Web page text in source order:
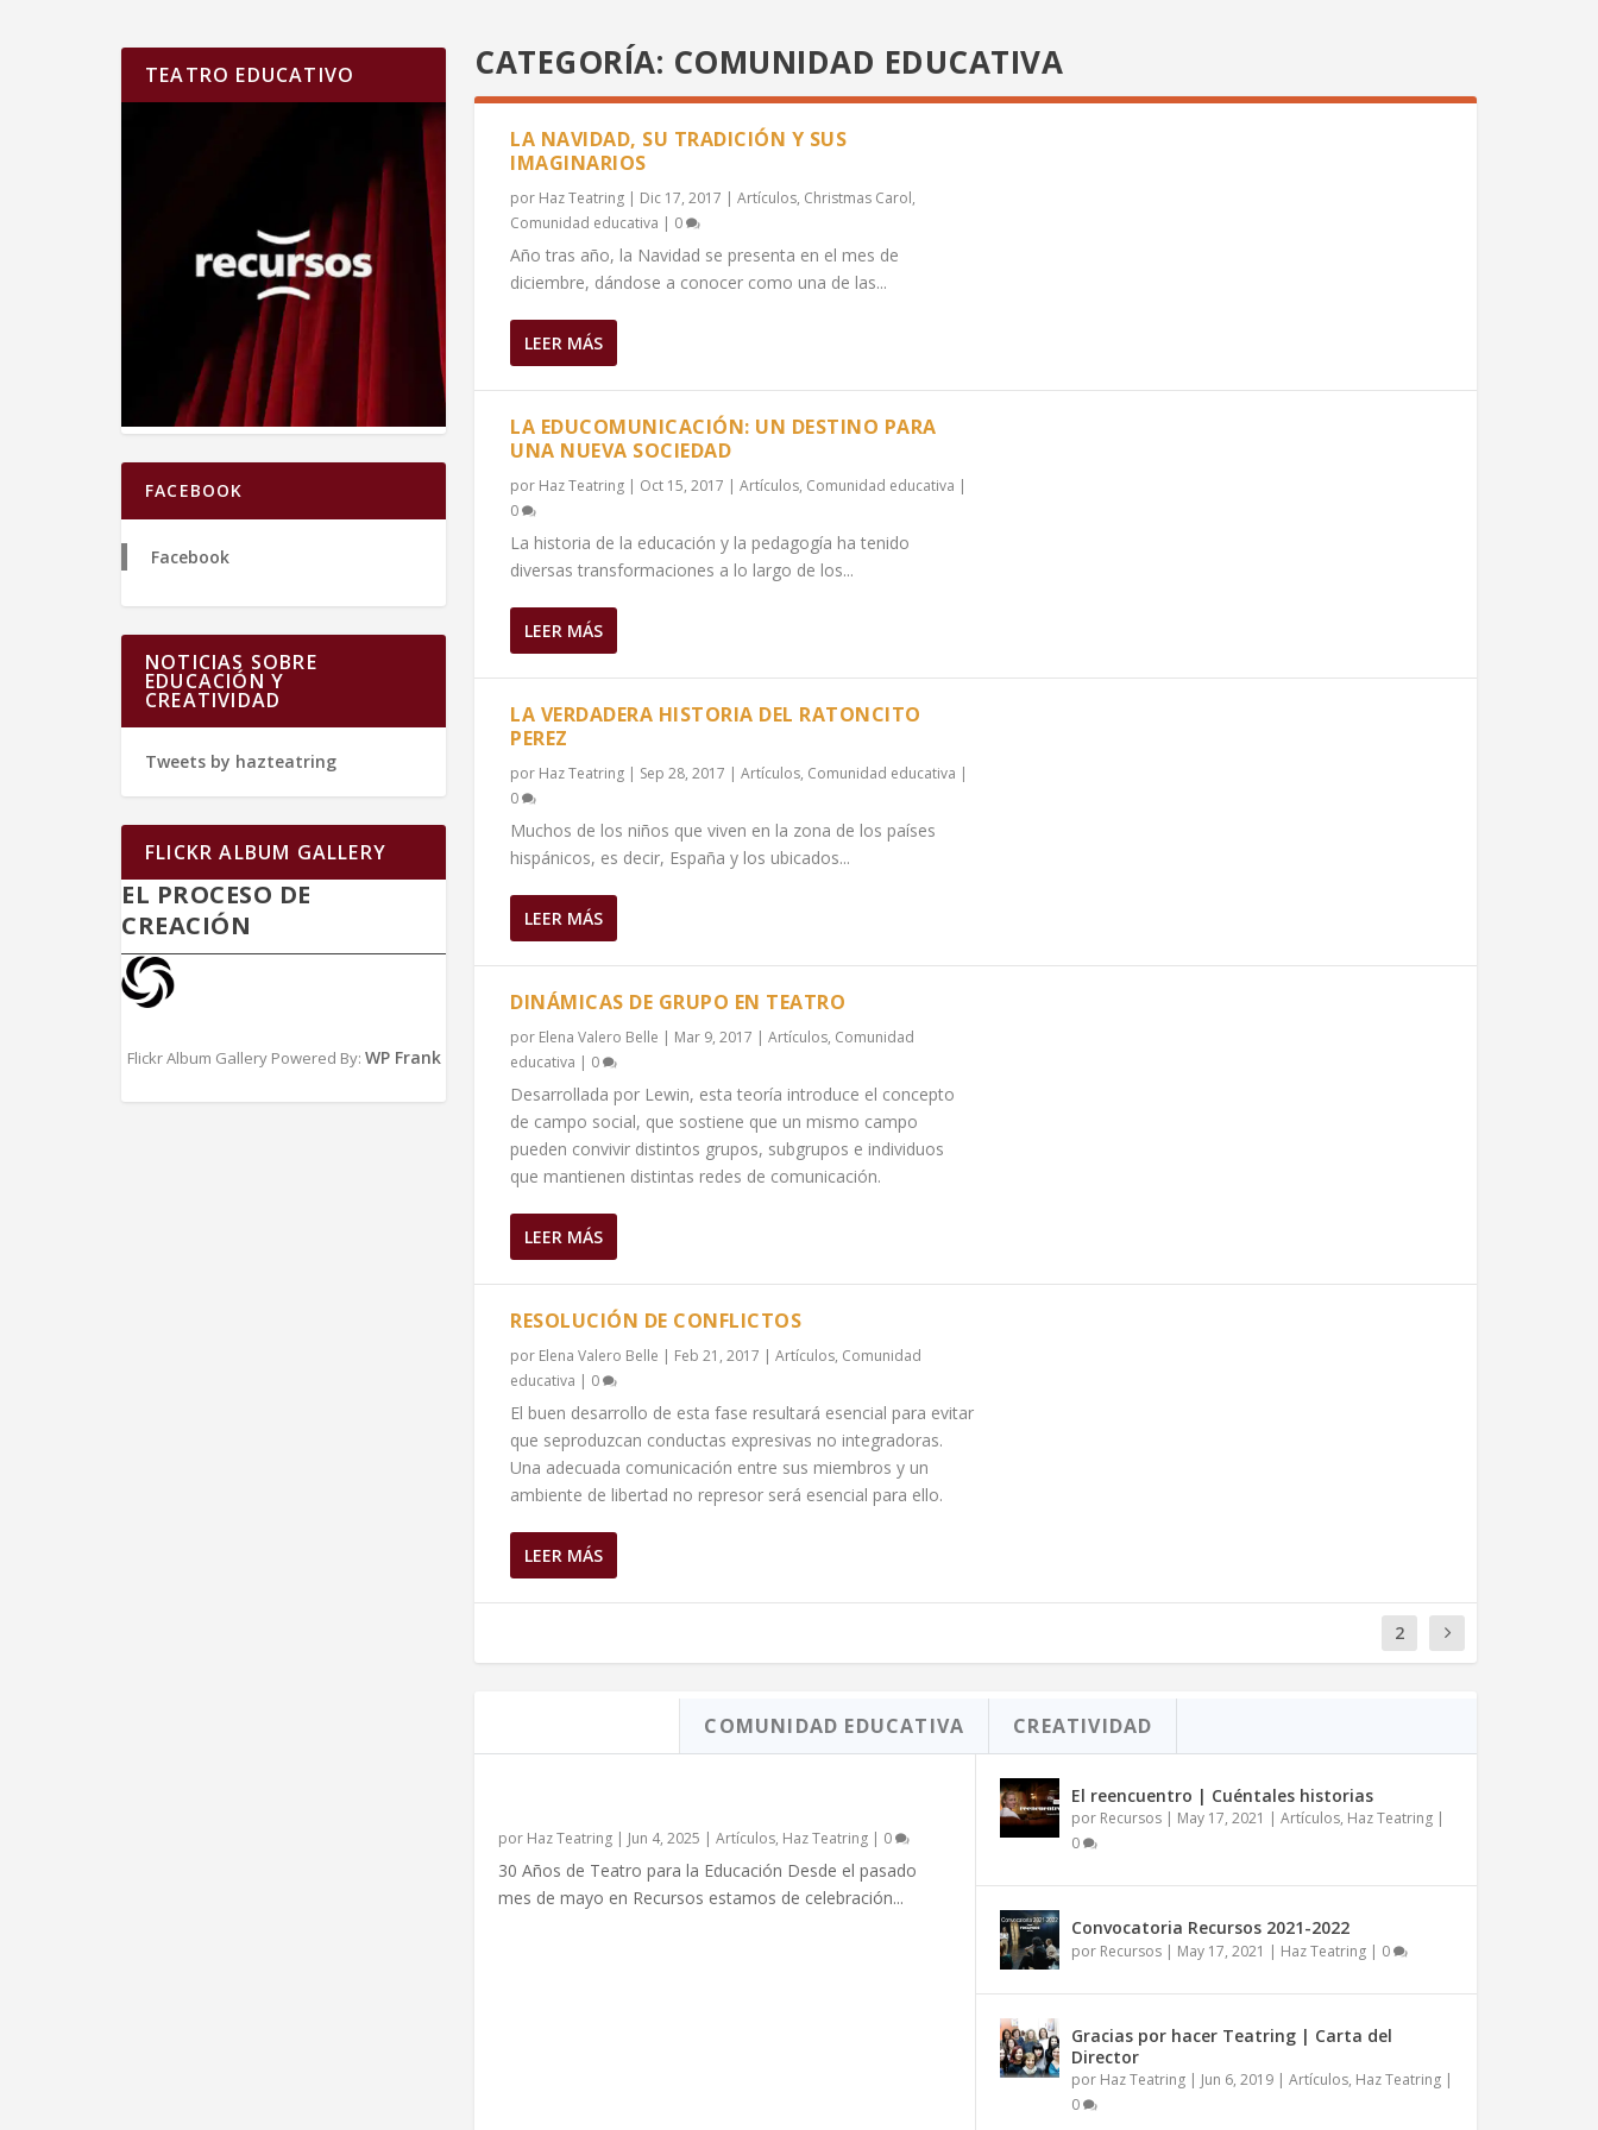
CATEGORÍA: COMUNIDAD EDUCATIVA
LA NAVIDAD, SU TRADICIÓN Y SUS
IMAGINARIOS
por Haz Teatring | Dic 17, 2017 | Artículos, Christmas Carol,
Comunidad educativa | 0
Año tras año, la Navidad se presenta en el mes de
diciembre, dándose a conocer como una de las...
LEER MÁS
LA EDUCOMUNICACIÓN: UN DESTINO PARA
UNA NUEVA SOCIEDAD
por Haz Teatring | Oct 15, 2017 | Artículos, Comunidad educativa |
0
La historia de la educación y la pedagogía ha tenido
diversas transformaciones a lo largo de los...
LEER MÁS
LA VERDADERA HISTORIA DEL RATONCITO
PEREZ
por Haz Teatring | Sep 28, 2017 | Artículos, Comunidad educativa |
0
Muchos de los niños que viven en la zona de los países
hispánicos, es decir, España y los ubicados...
LEER MÁS
DINÁMICAS DE GRUPO EN TEATRO
por Elena Valero Belle | Mar 9, 2017 | Artículos, Comunidad
educativa | 0
Desarrollada por Lewin, esta teoría introduce el concepto
de campo social, que sostiene que un mismo campo
pueden convivir distintos grupos, subgrupos e individuos
que mantienen distintas redes de comunicación.
LEER MÁS
RESOLUCIÓN DE CONFLICTOS
por Elena Valero Belle | Feb 21, 2017 | Artículos, Comunidad
educativa | 0
El buen desarrollo de esta fase resultará esencial para evitar
que seproduzcan conductas expresivas no integradoras.
Una adecuada comunicación entre sus miembros y un
ambiente de libertad no represor será esencial para ello.
LEER MÁS
2
COMUNIDAD EDUCATIVA CREATIVIDAD
por Haz Teatring | Jun 4, 2025 | Artículos, Haz Teatring | 0
30 Años de Teatro para la Educación Desde el pasado
mes de mayo en Recursos estamos de celebración...
El reencuentro | Cuéntales historias
por Recursos| May 17, 2021 | Artículos, Haz Teatring|
0
Convocatoria Recursos 2021-2022
por Recursos| May 17, 2021 | Haz Teatring| 0
Gracias por hacer Teatring | Carta del
Director
por Haz Teatring| Jun 6, 2019| Artículos, Haz Teatring|
0
TEATRO EDUCATIVO
FACEBOOK
Facebook
NOTICIAS SOBRE
EDUCACIÓN Y
CREATIVIDAD
Tweets by hazteatring
FLICKR ALBUM GALLERY
EL PROCESO DE
CREACIÓN
Flickr Album Gallery Powered By: WP Frank